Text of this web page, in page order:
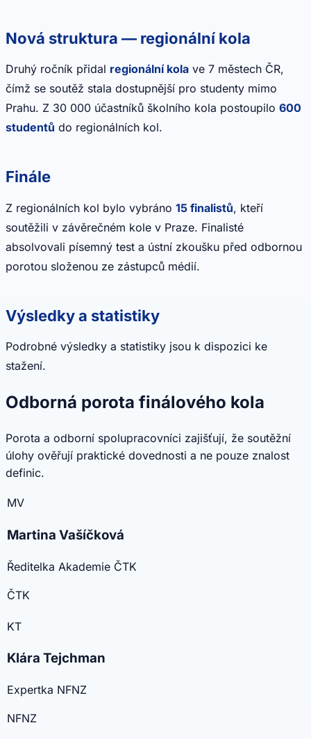
Nová struktura — regionální kola
Druhý ročník přidal regionální kola ve 7 městech ČR,
čímž se soutěž stala dostupnější pro studenty mimo
Prahu. Z 30 000 účastníků školního kola postoupilo 600
studentů do regionálních kol.
Finále
Z regionálních kol bylo vybráno 15 finalistů, kteří
soutěžili v závěrečném kole v Praze. Finalisté
absolvovali písemný test a ústní zkoušku před odbornou
porotou složenou ze zástupců médií.
Výsledky a statistiky
Podrobné výsledky a statistiky jsou k dispozici ke
stažení.
Odborná porota finálového kola
Porota a odborní spolupracovníci zajišťují, že soutěžní
úlohy ověřují praktické dovednosti a ne pouze znalost
definic.
MV
Martina Vašíčková
Ředitelka Akademie ČTK
ČTK
KT
Klára Tejchman
Expertka NFNZ
NFNZ